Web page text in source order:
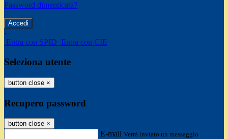
Password dimenticata?
-
Entra con SPID Entra con CIE
Seleziona utente
button close ×
Recupero password
button close ×
E-mail Verrà inviato un messaggio